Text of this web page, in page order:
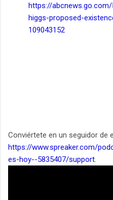
https://
higgs-proposed-
109043152
Conviértete en un seguidor de
https://www.spreaker.com/
es-hoy--5835407/support.